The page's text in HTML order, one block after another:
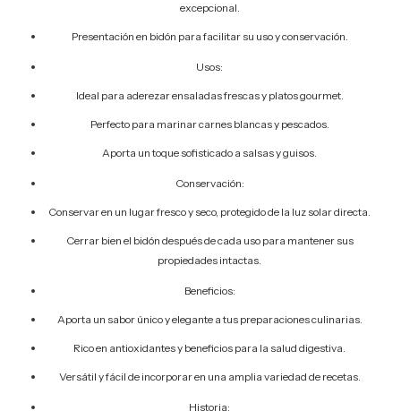
excepcional.
Presentación en bidón para facilitar su uso y conservación.
Usos:
Ideal para aderezar ensaladas frescas y platos gourmet.
Perfecto para marinar carnes blancas y pescados.
Aporta un toque sofisticado a salsas y guisos.
Conservación:
Conservar en un lugar fresco y seco, protegido de la luz solar directa.
Cerrar bien el bidón después de cada uso para mantener sus
propiedades intactas.
Beneficios:
Aporta un sabor único y elegante a tus preparaciones culinarias.
Rico en antioxidantes y beneficios para la salud digestiva.
Versátil y fácil de incorporar en una amplia variedad de recetas.
Historia: